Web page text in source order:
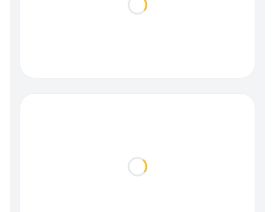
Loading...
Loading...